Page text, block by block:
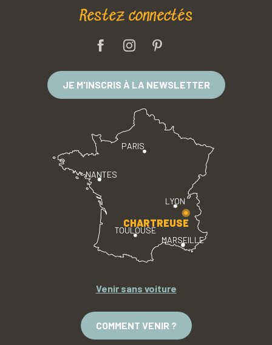
Restez connectés
JE M'INSCRIS À LA NEWSLETTER
PARIS
LYON
TOULOUSE
MARSEILLE
NANTES
CHARTREUSE
Venir sans voiture
COMMENT VENIR ?